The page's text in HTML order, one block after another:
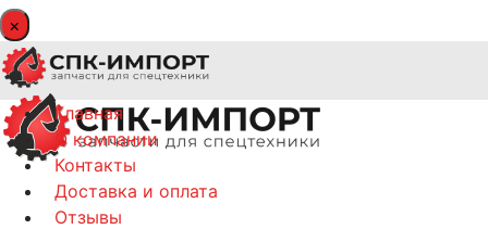
×
Главная
О компании
Контакты
Доставка и оплата
Отзывы